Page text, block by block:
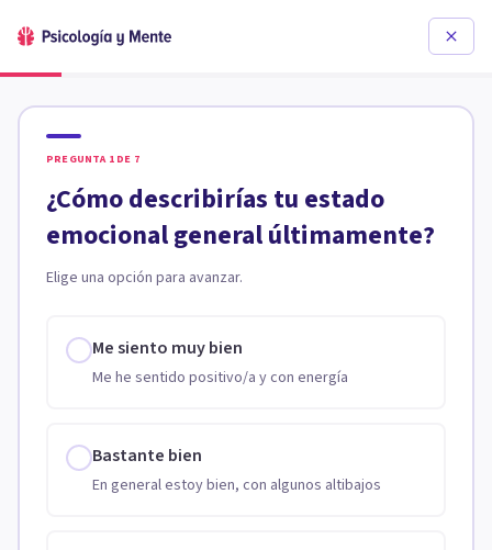
PREGUNTA 1 DE 7
¿Cómo describirías tu estado
emocional general últimamente?
Elige una opción para avanzar.
Me siento muy bien
Me he sentido positivo/a y con energía
Bastante bien
En general estoy bien, con algunos altibajos